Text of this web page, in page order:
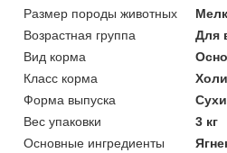
Размер породы животных
Возрастная группа
Для
Вид корма
Класс корма
Форма выпуска
Вес упаковки
3 кг
Основные ингредиенты